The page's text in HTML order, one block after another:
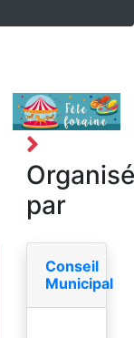
Organisé
par
Conseil
Municipal